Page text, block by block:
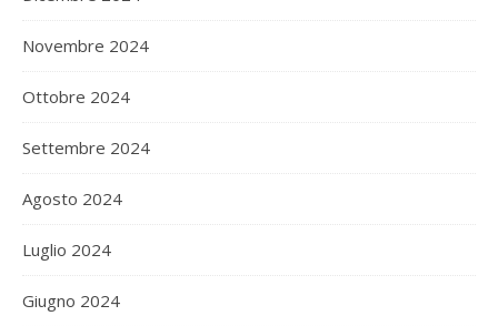
Novembre 2024
Ottobre 2024
Settembre 2024
Agosto 2024
Luglio 2024
Giugno 2024